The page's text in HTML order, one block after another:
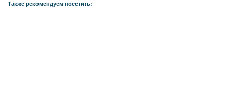
Также рекомендуем посетить: